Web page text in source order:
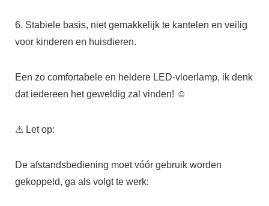
6. Stabiele basis, niet gemakkelijk te kantelen en veilig
voor kinderen en huisdieren.
Een zo comfortabele en heldere LED-vloerlamp, ik denk
dat iedereen het geweldig zal vinden! ☺
⚠ Let op:
De afstandsbediening moet vóór gebruik worden
gekoppeld, ga als volgt te werk: